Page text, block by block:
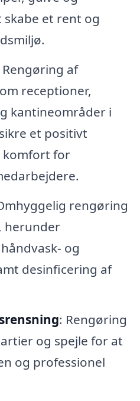
et rent og
Rengøring af
receptioner,
kantineområder i
et positivt
for
rengøring
herunder
og
desinficering af
: Rengøring
og spejle for at
og professionel